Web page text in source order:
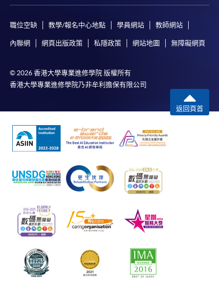
職位空缺 教學/報名中心地點 學員網站 教師網站
內聯網 網頁出版政策 私隱政策 網站地圖 無障礙網頁
© 2026 香港大學專業進修學院 版權所有
香港大學專業進修學院乃非牟利擔保有限公司
返回頁首